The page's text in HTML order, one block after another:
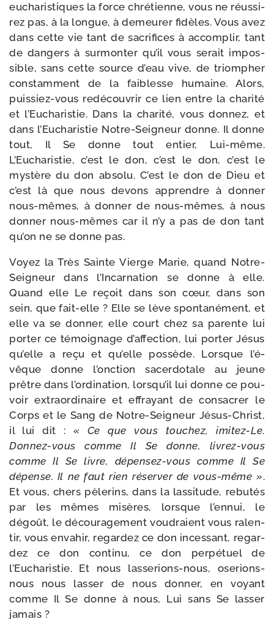
eucha­ris­tiques la force chré­tienne, vous ne réus­si­
rez pas, à la longue, à demeu­rer fidèles. Vous avez
dans cette vie tant de sacri­fices à accom­plir, tant
de dan­gers à sur­mon­ter qu’il vous serait impos­
sible, sans cette source d’eau vive, de triom­pher
constam­ment de la fai­blesse humaine. Alors,
puissiez-​vous redé­cou­vrir ce lien entre la cha­ri­té
et l’Eucharistie. Dans la cha­ri­té, vous don­nez, et
dans l’Eucharistie Notre-​Seigneur donne. Il donne
tout, Il Se donne tout entier, Lui-​même.
L’Eucharistie, c’est le don, c’est le don, c’est le
mys­tère du don abso­lu. C’est le don de Dieu et
c’est là que nous devons apprendre à don­ner
nous-​mêmes, à don­ner de nous-​mêmes, à nous
don­ner nous-​mêmes car il n’y a pas de don tant
qu’on ne se donne pas.
Voyez la Très Sainte Vierge Marie, quand Notre-​
Seigneur dans l’Incarnation se donne à elle.
Quand elle Le reçoit dans son cœur, dans son
sein, que fait-​elle ? Elle se lève spon­ta­né­ment, et
elle va se don­ner, elle court chez sa parente lui
por­ter ce témoi­gnage d’af­fec­tion, lui por­ter Jésus
qu’elle a reçu et qu’elle pos­sède. Lorsque l’é­
vêque donne l’onc­tion sacer­do­tale au jeune
prêtre dans l’or­di­na­tion, lors­qu’il lui donne ce pou­
voir extra­or­di­naire et effrayant de consa­crer le
Corps et le Sang de Notre-​Seigneur Jésus-​Christ,
il lui dit :« Ce que vous tou­chez, imitez-​Le.
Donnez-​vous comme Il Se donne, livrez-​vous
comme Il Se livre, dépensez-​vous comme Il Se
dépense. Il ne faut rien réser­ver de vous-​même ».
Et vous, chers pèle­rins, dans la las­si­tude, rebu­tés
par les mêmes misères, lorsque l’en­nui, le
dégoût, le décou­ra­ge­ment vou­draient vous ralen­
tir, vous enva­hir, regar­dez ce don inces­sant, regar­
dez ce don conti­nu, ce don per­pé­tuel de
l’Eucharistie. Et nous lasserions-​nous, oserions-​
nous nous las­ser de nous don­ner, en voyant
comme Il Se donne à nous, Lui sans Se las­ser
jamais ?